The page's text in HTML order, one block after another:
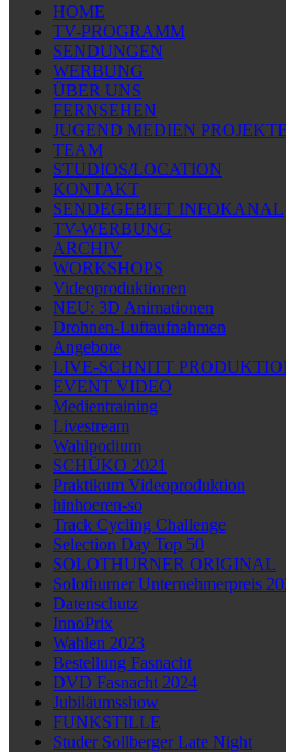
HOME
TV-PROGRAMM
SENDUNGEN
WERBUNG
ÜBER UNS
FERNSEHEN
JUGEND MEDIEN PROJEKTE
TEAM
STUDIOS/LOCATION
KONTAKT
SENDEGEBIET INFOKANAL
TV-WERBUNG
ARCHIV
WORKSHOPS
Videoproduktionen
NEU: 3D Animationen
Drohnen-Luftaufnahmen
Angebote
LIVE-SCHNITT
EVENT VIDEO
Medientraining
Livestream
Wahlpodium
SCHÜKO 2021
Praktikum Videoproduktion
hinhoeren-so
Track Cycling Challenge
Selection Day Top 50
SOLOTHURNER ORIGINAL
Solothurner Unternehmerpreis
Datenschutz
InnoPrix
Wahlen 2023
Bestellung Fasnacht
DVD Fasnacht 2024
Jubiläumsshow
FUNKSTILLE
Studer Sollberger Late Night